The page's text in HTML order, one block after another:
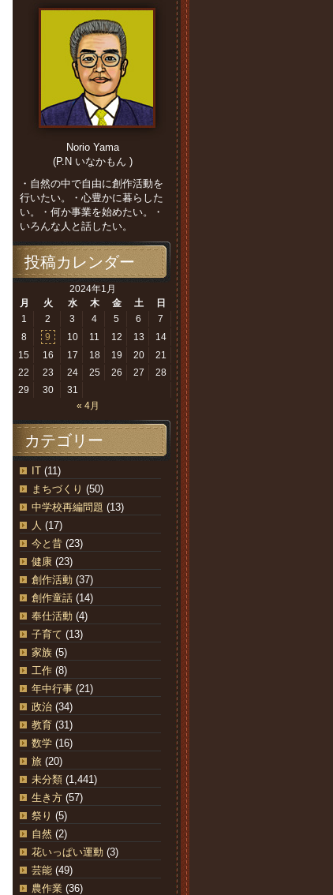
Norio Yama
(P.N いなかもん )
・自然の中で自由に創作活動を
行いたい。・心豊かに暮らした
い。・何か事業を始めたい。・
いろんな人と話したい。
投稿カレンダー
2024年1月
月
火 水 木 金 土
日
1
2 3 4 5 6
7
8
9 10 11 12 13
14
15
16 17 18 19 20
21
22
23 24 25 26 27
28
29
30
31
« 4月
カテゴリー
IT (11)
まちづくり (50)
中学校再編問題 (13)
人 (17)
今と昔 (23)
健康 (23)
創作活動 (37)
創作童話 (14)
奉仕活動 (4)
子育て (13)
家族 (5)
工作 (8)
年中行事 (21)
政治 (34)
教育 (31)
数学 (16)
旅 (20)
未分類 (1,441)
生き方 (57)
祭り (5)
自然 (2)
花いっぱい運動 (3)
芸能 (49)
農作業 (36)